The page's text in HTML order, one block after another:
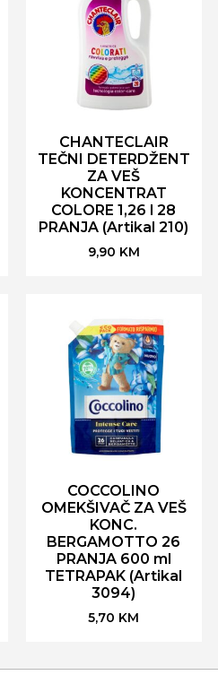
CHANTECLAIR
TEČNI DETERDŽENT
ZA VEŠ
KONCENTRAT
COLORE 1,26 l 28
PRANJA (Artikal 210)
9,90 KM
COCCOLINO
OMEKŠIVAČ ZA VEŠ
KONC.
BERGAMOTTO 26
PRANJA 600 ml
TETRAPAK (Artikal
3094)
5,70 KM